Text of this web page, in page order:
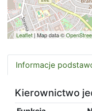
Leaflet| Map data ©
Informacje
Kierownictwo